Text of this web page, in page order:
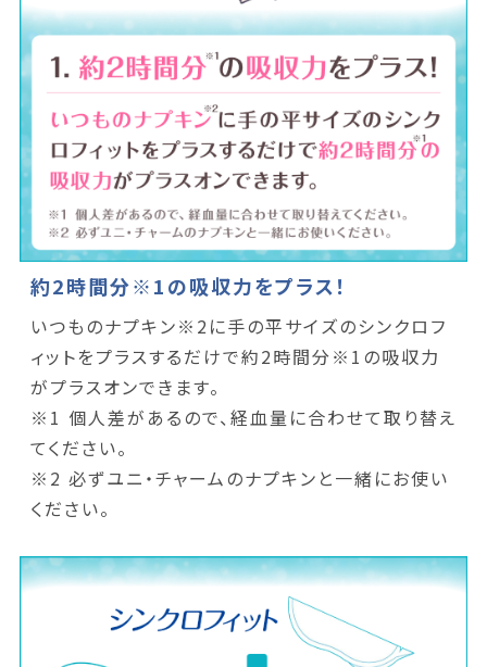
約2時間分※1の吸収力をプラス！
いつものナプキン※2に手の平サイズのシンクロフ
ィットをプラスするだけで約2時間分※1の吸収力
がプラスオンできます。
※1 個人差があるので、経血量に合わせて取り替え
てください。
※2 必ずユニ・チャームのナプキンと一緒にお使い
ください。